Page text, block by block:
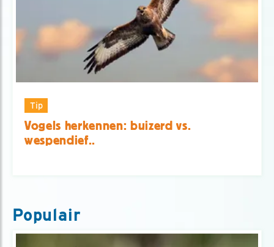
Tip
Vogels herkennen: buizerd vs.
wespendief..
Populair